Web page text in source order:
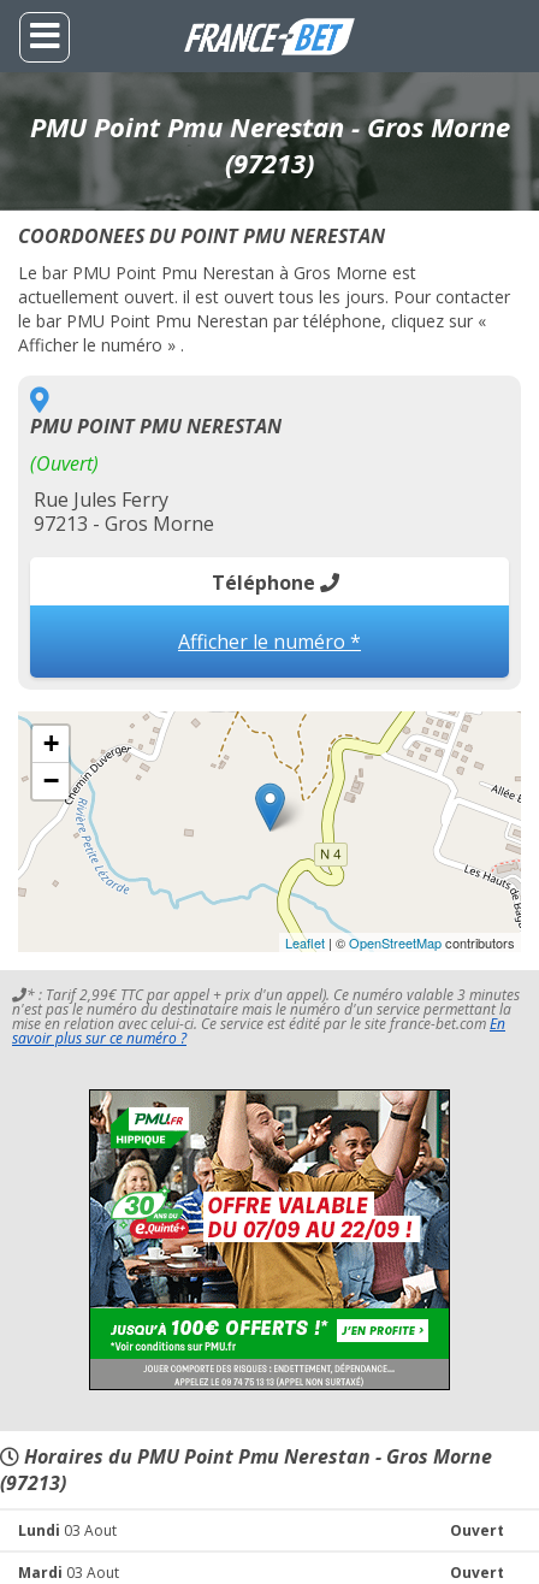
PMU Point Pmu Nerestan - Gros Morne
(97213)
COORDONEES DU POINT PMU NERESTAN
Le bar PMU Point Pmu Nerestan à Gros Morne est
actuellement ouvert. il est ouvert tous les jours. Pour contacter
le bar PMU Point Pmu Nerestan par téléphone, cliquez sur «
Afficher le numéro » .
PMU POINT PMU NERESTAN
(Ouvert)
Rue Jules Ferry
97213 - Gros Morne
Téléphone
Afficher le numéro *
+
−
Leaflet | ©OpenStreetMapcontributors
* : Tarif 2,99€ TTC par appel + prix d'un appel). Ce numéro valable 3 minutes
n'est pas le numéro du destinataire mais le numéro d'un service permettant la
mise en relation avec celui-ci. Ce service est édité par le site france-bet.comEn
savoir plus sur ce numéro ?
Horaires du PMU Point Pmu Nerestan - Gros Morne
(97213)
Lundi 03 Aout Ouvert
Mardi 03 Aout Ouvert